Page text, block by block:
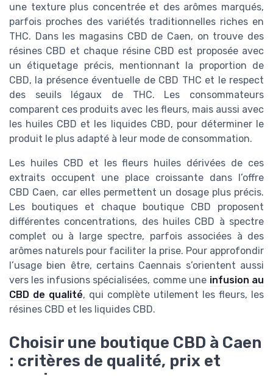
une texture plus concentrée et des arômes marqués,
parfois proches des variétés traditionnelles riches en
THC. Dans les magasins CBD de Caen, on trouve des
résines CBD et chaque résine CBD est proposée avec
un étiquetage précis, mentionnant la proportion de
CBD, la présence éventuelle de CBD THC et le respect
des seuils légaux de THC. Les consommateurs
comparent ces produits avec les fleurs, mais aussi avec
les huiles CBD et les liquides CBD, pour déterminer le
produit le plus adapté à leur mode de consommation.
Les huiles CBD et les fleurs huiles dérivées de ces
extraits occupent une place croissante dans l’offre
CBD Caen, car elles permettent un dosage plus précis.
Les boutiques et chaque boutique CBD proposent
différentes concentrations, des huiles CBD à spectre
complet ou à large spectre, parfois associées à des
arômes naturels pour faciliter la prise. Pour approfondir
l’usage bien être, certains Caennais s’orientent aussi
vers les infusions spécialisées, comme une infusion au
CBD de qualité, qui complète utilement les fleurs, les
résines CBD et les liquides CBD.
Choisir une boutique CBD à Caen
: critères de qualité, prix et